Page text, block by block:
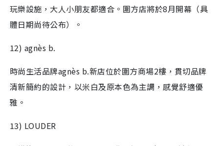
玩樂設施，大人小朋友都適合。圍方店將於8月開幕（具
體日期尚待公布）。
12) agnès b.
時尚生活品牌agnès b.新店位於圍方商場2樓，貫切品牌
清新簡約的設計，以米白及原本色為主調，感覺舒適優
雅。
13) LOUDER